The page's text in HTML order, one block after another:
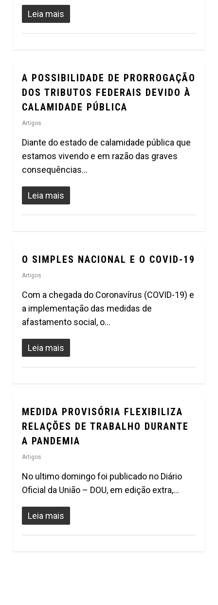
Leia mais
A POSSIBILIDADE DE PRORROGAÇÃO
DOS TRIBUTOS FEDERAIS DEVIDO À
CALAMIDADE PÚBLICA
Artigos
Diante do estado de calamidade pública que
estamos vivendo e em razão das graves
consequências…
Leia mais
0
O SIMPLES NACIONAL E O COVID-19
Artigos
Com a chegada do Coronavírus (COVID-19) e
a implementação das medidas de
afastamento social, o…
Leia mais
0
MEDIDA PROVISÓRIA FLEXIBILIZA
RELAÇÕES DE TRABALHO DURANTE
A PANDEMIA
Artigos
No ultimo domingo foi publicado no Diário
Oficial da União – DOU, em edição extra,…
Leia mais